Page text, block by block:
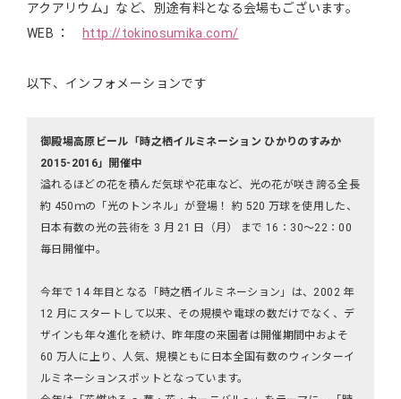
アクアリウム」など、別途有料となる会場もございます。
WEB ：
http://tokinosumika.com/
以下、インフォメーションです
御殿場高原ビール「時之栖イルミネーション ひかりのすみか
2015-2016」開催中
溢れるほどの花を積んだ気球や花車など、光の花が咲き誇る全長
約 450ｍの「光のトンネル」が登場！ 約 520 万球を使用した、
日本有数の光の芸術を 3 月 21 日（月） まで 16：30～22：00
毎日開催中。
今年で 14 年目となる「時之栖イルミネーション」は、2002 年
12 月にスタートして以来、その規模や電球の数だけでなく、デ
ザインも年々進化を続け、昨年度の来園者は開催期間中およそ
60 万人に上り、人気、規模ともに日本全国有数のウィンターイ
ルミネーションスポットとなっています。